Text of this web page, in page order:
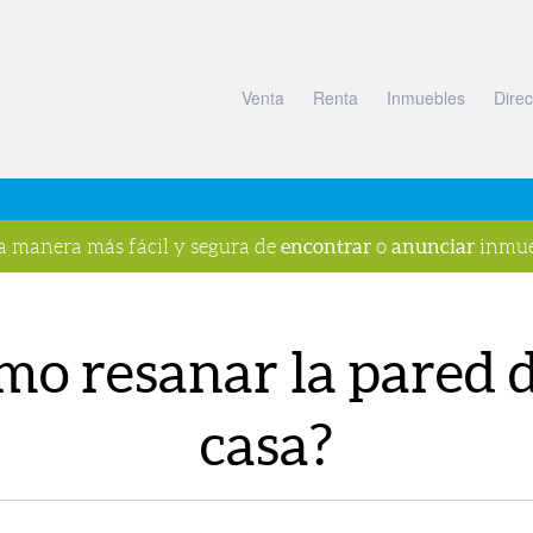
Venta Renta Inmuebles
manera más fácil y segura de encontrar o anunciar
resanar la pared
casa?